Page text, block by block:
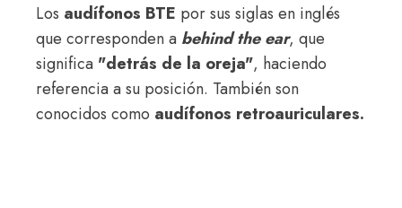
Los audífonos BTE por sus siglas en inglés
que corresponden a behind the ear, que
significa "detrás de la oreja", haciendo
referencia a su posición. También son
conocidos como audífonos retroauriculares.